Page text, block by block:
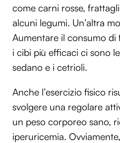
come carni rosse,
alcuni legumi. Un’altra
Aumentare il consumo
i cibi più efficaci ci sono
sedano e i cetrioli.
Anche l’esercizio fisico
svolgere una regolare
un peso corporeo sano,
iperuricemia.